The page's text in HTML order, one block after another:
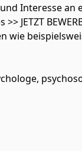
Interesse
JETZT